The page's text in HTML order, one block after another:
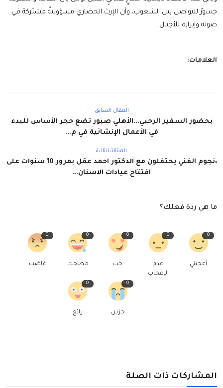
جسورٌ للتواصل بين الشعوب، وأن الإرث الحضاري مسؤوليةٌ مشتركة في
صونه وإبرازه للأجيال.
العلامات:
المقال السابق
بحضور السفير الرحبي...الأهلي صبور تضع حجر الأساس للبدء
في الأعمال الإنشائية في م...
المقالة التالية
،نجوم الفني يحتفلون مع الدكتور احمد عقل بمرور 10 سنوات على
افتتاح عيادات الاسنان...
ما هي ردة فعلك؟
0
أعجبني
0
عدم
الإعجاب
0
حب
0
مضحك
0
غاضب
0
حزين
0
رائع
المشاركات ذات الصلة